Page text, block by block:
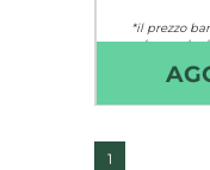
*il prezzo
basso
Non
1